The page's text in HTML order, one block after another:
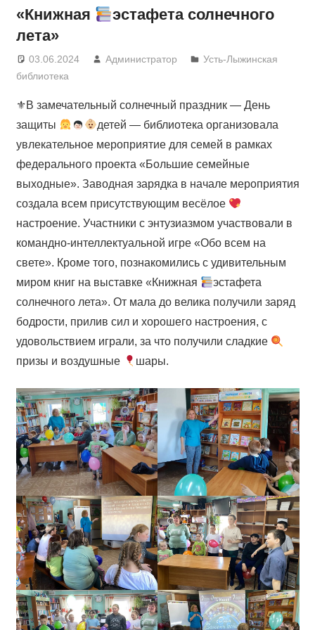
«Книжная
эстафета солнечного
лета»
03.06.2024 Администратор
Усть-Лыжинская
библиотека
⚜В замечательный солнечный праздник — День
защиты
детей — библиотека организовала
увлекательное мероприятие для семей в рамках
федерального проекта «Большие семейные
выходные». Заводная зарядка в начале мероприятия
создала всем присутствующим весёлое
настроение. Участники с энтузиазмом участвовали в
командно-интеллектуальной игре «Обо всем на
свете». Кроме того, познакомились с удивительным
миром книг на выставке «Книжная
эстафета
солнечного лета». От мала до велика получили заряд
бодрости, прилив сил и хорошего настроения, с
удовольствием играли, за что получили сладкие
призы и воздушные
шары.